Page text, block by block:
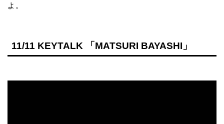
よ。
11/11 KEYTALK 「MATSURI BAYASHI」